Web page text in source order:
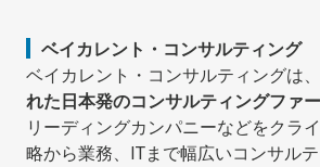
ベイカレント・コンサルティング
ベイカレント・コンサルティングは、
れた日本発のコンサルティングファ
リーディングカンパニーなどをクラ
略から業務、ITまで幅広いコンサル